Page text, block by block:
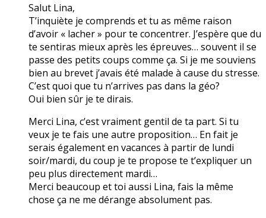
Salut Lina,
T’inquiète je comprends et tu as même raison
d’avoir « lacher » pour te concentrer. J’espère que du
te sentiras mieux après les épreuves… souvent il se
passe des petits coups comme ça. Si je me souviens
bien au brevet j’avais été malade à cause du stresse.
C’est quoi que tu n’arrives pas dans la géo?
Oui bien sûr je te dirais.
Merci Lina, c’est vraiment gentil de ta part. Si tu
veux je te fais une autre proposition… En fait je
serais également en vacances à partir de lundi
soir/mardi, du coup je te propose te t’expliquer un
peu plus directement mardi…
Merci beaucoup et toi aussi Lina, fais la même
chose ça ne me dérange absolument pas.